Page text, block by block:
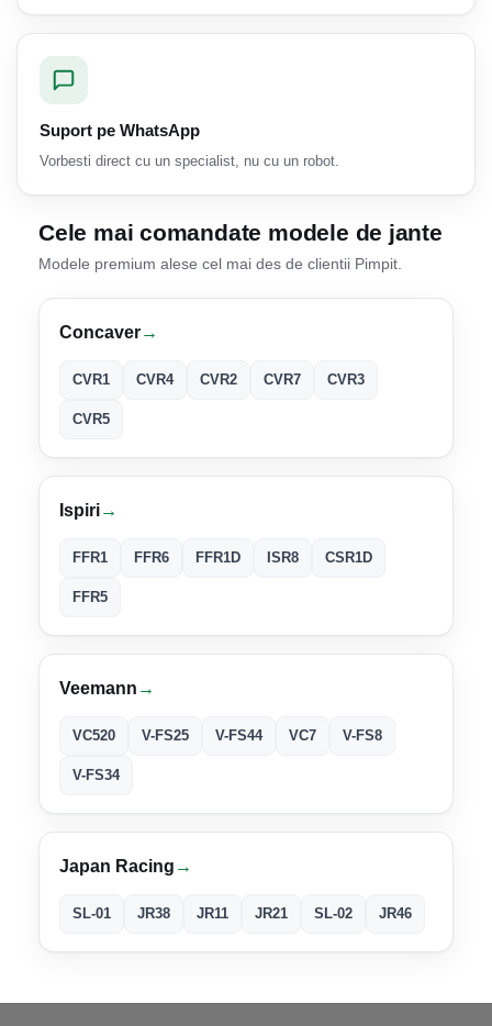
Suport pe WhatsApp
Vorbesti direct cu un specialist, nu cu un robot.
Cele mai comandate modele de jante
Modele premium alese cel mai des de clientii Pimpit.
Concaver→
CVR1 CVR4 CVR2 CVR7 CVR3
CVR5
Ispiri→
FFR1 FFR6 FFR1D ISR8 CSR1D
FFR5
Veemann →
VC520 V-FS25 V-FS44 VC7 V-FS8
V-FS34
Japan Racing →
SL-01 JR38 JR11 JR21 SL-02 JR46